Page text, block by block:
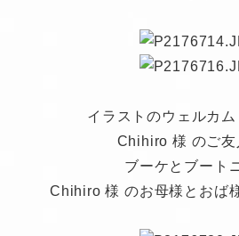
イラストのウェルカ
Chihiro 様 のご友
ブーケとブート
Chihiro 様 のお母様とおば